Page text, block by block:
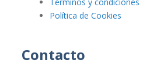
Términos y condiciones
Política de Cookies
Contacto